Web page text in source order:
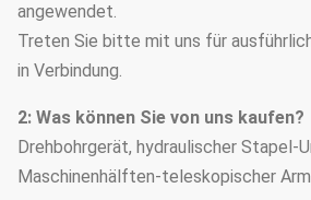
angewendet.
Treten Sie bitte mit uns für
in Verbindung.
2: Was können Sie von uns kaufen?
Drehbohrgerät, hydraulischer Stapel-
Maschinenhälften-teleskopischer Arm